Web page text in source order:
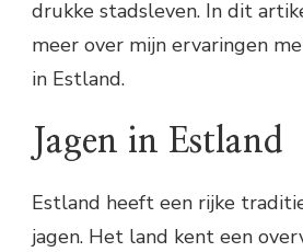
drukke stadsleven. In dit
meer over mijn ervaringen
in Estland.
Jagen in Estland
Estland heeft een rijke
jagen. Het land kent een